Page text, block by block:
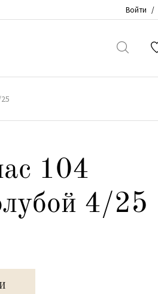
Войти /
104
4/25